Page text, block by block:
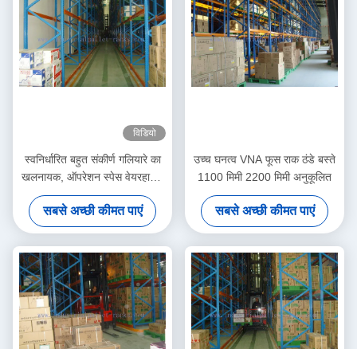
विडियो
स्वनिर्धारित बहुत संकीर्ण गलियारे का
खलनायक, ऑपरेशन स्पेस वेयरहाउस
रैकिंग सिस्टम
सबसे अच्छी कीमत पाएं
उच्च घनत्व VNA फूस राक ठंडे बस्ते
1100 मिमी 2200 मिमी अनुकूलित
सबसे अच्छी कीमत पाएं